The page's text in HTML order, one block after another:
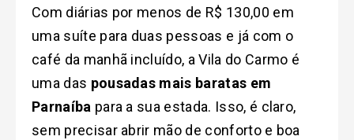
Com diárias por menos de R$ 130,00 em
uma suíte para duas pessoas e já com o
café da manhã incluído, a Vila do Carmo é
uma das pousadas mais baratas em
Parnaíba para a sua estada. Isso, é claro,
sem precisar abrir mão de conforto e boa